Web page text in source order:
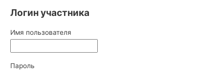
Логин участника
Имя пользователя
Пароль